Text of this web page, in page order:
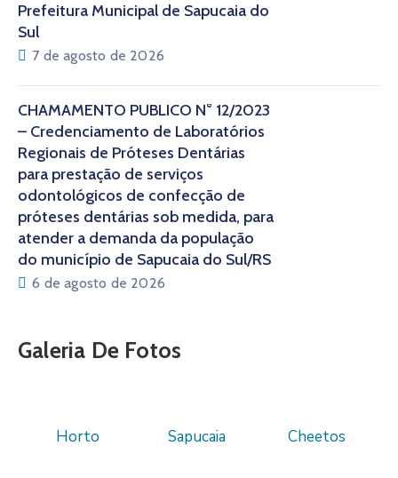
Prefeitura Municipal de Sapucaia do
Sul
7 de agosto de 2026
CHAMAMENTO PÚBLICO N° 12/2023
– Credenciamento de Laboratórios
Regionais de Próteses Dentárias
para prestação de serviços
odontológicos de confecção de
próteses dentárias sob medida, para
atender a demanda da população
do município de Sapucaia do Sul/RS
6 de agosto de 2026
Galeria De Fotos
Horto Sapucaia Cheetos